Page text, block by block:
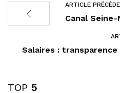
ARTICLE
Canal
Salaires :
TOP 5